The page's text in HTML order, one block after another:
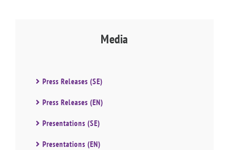
Media
Press Releases (SE)
Press Releases (EN)
Presentations (SE)
Presentations (EN)